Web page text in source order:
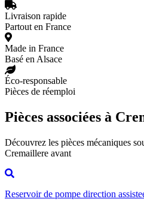
Livraison rapide
Partout en France
Made in France
Basé en Alsace
Éco-responsable
Pièces de réemploi
Pièces associées à
Découvrez les pièces mécaniques
Cremaillere avant
Reservoir de pompe direction